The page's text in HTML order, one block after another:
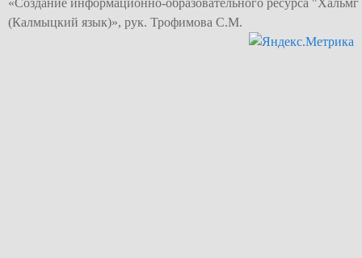
«Создание информационно-образовательного ресурса
(Калмыцкий язык)», рук. Трофимова С.М.